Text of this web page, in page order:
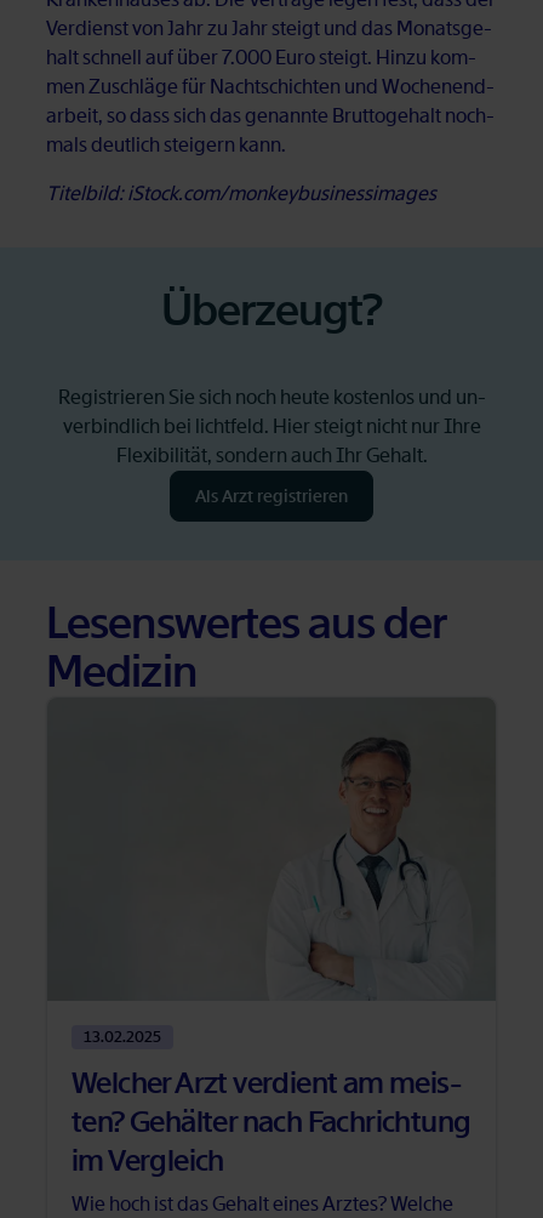
Ver­dienst von Jahr zu Jahr steigt und das Mo­nats­ge­
halt schnell auf über 7.000 Euro steigt. Hin­zu kom­
men Zu­schlä­ge für Nacht­schich­ten und Wo­chen­end­
ar­beit, so dass sich das ge­nann­te Brut­to­ge­halt noch­
mals deut­lich stei­gern kann.
Titelbild: iStock.com/monkeybusinessimages
Über­zeugt?
Re­gis­trie­ren Sie sich noch heu­te kos­ten­los und un­
ver­bind­lich bei licht­feld. Hier steigt nicht nur Ihre
Fle­xi­bi­li­tät, son­dern auch Ihr Ge­halt.
Als Arzt re­gis­trie­ren
Öffnet in neuem Tab
Le­sens­wer­tes aus der
Me­di­zin
13.02.2025
Wel­cher Arzt ver­dient am meis­
ten? Ge­häl­ter nach Fach­rich­tung
im Ver­gleich
Wie hoch ist das Ge­halt ei­nes Arz­tes? Wel­che